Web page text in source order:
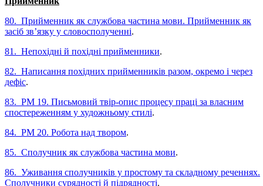
80. Прийменник як службова частина мови. Прийменник як
засіб зв’язку у словосполученні.
81. Непохідні й похідні прийменники.
82. Написання похідних прийменників разом, окремо і через
дефіс.
83. РМ 19. Письмовий твір-опис процесу праці за власним
спостереженням у художньому стилі.
84. РМ 20. Робота над твором.
85. Сполучник як службова частина мови.
86. Уживання сполучників у простому та складному реченнях.
Сполучники сурядності й підрядності.